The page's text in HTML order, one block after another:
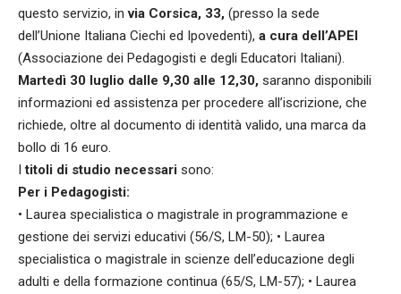
questo servizio, invia Corsica, 33, (presso la sede
dell’Unione Italiana Ciechi ed Ipovedenti), a cura dell’APEI
(Associazione dei Pedagogisti e degli Educatori Italiani).
Martedì 30 luglio dalle 9,30 alle 12,30, saranno disponibili
informazioni ed assistenza per procedere all’iscrizione, che
richiede, oltre al documento di identità valido, una marca da
bollo di 16 euro.
I titoli di studio necessari sono:
Per i Pedagogisti:
• Laurea specialistica o magistrale in programmazione e
gestione dei servizi educativi (56/S, LM-50); • Laurea
specialistica o magistrale in scienze dell’educazione degli
adulti e della formazione continua (65/S, LM-57); • Laurea